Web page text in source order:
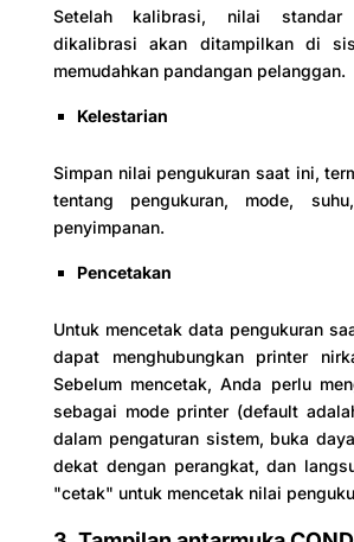
Setelah kalibrasi, nilai standar
dikalibrasi akan ditampilkan di
memudahkan pandangan pelanggan.
Kelestarian
Simpan nilai pengukuran saat ini,
tentang pengukuran, mode,
penyimpanan.
Pencetakan
Untuk mencetak data pengukuran
dapat menghubungkan printer
Sebelum mencetak, Anda perlu
sebagai mode printer (default
dalam pengaturan sistem, buka
dekat dengan perangkat, dan
"cetak" untuk mencetak nilai